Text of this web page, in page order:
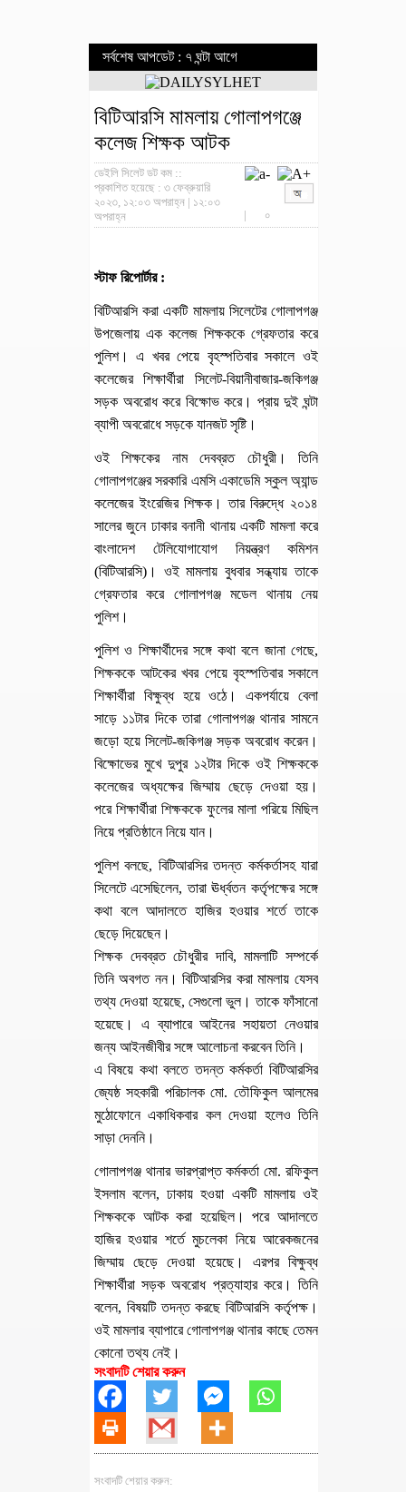
সর্বশেষ আপডেট : ৭ ঘন্টা আগে
বিটিআরসি মামলায় গোলাপগঞ্জে
কলেজ শিক্ষক আটক
ডেইলি সিলেট ডট কম ::
প্রকাশিত হয়েছে : ৩ ফেব্রুয়ারি
২০২৩, ১২:০৩ অপরাহ্ন | ১২:০৩
অপরাহ্ন
| ০
স্টাফ রিপোর্টার :
বিটিআরসি করা একটি মামলায় সিলেটের গোলাপগঞ্জ
উপজেলায় এক কলেজ শিক্ষককে গ্রেফতার করে
পুলিশ। এ খবর পেয়ে বৃহস্পতিবার সকালে ওই
কলেজের শিক্ষার্থীরা সিলেট-বিয়ানীবাজার-জকিগঞ্জ
সড়ক অবরোধ করে বিক্ষোভ করে। প্রায় দুই ঘন্টা
ব্যাপী অবরোধে সড়কে যানজট সৃষ্টি।
ওই শিক্ষকের নাম দেবব্রত চৌধুরী। তিনি
গোলাপগঞ্জের সরকারি এমসি একাডেমি স্কুল অ্যান্ড
কলেজের ইংরেজির শিক্ষক। তার বিরুদ্ধে ২০১৪
সালের জুনে ঢাকার বনানী থানায় একটি মামলা করে
বাংলাদেশ টেলিযোগাযোগ নিয়ন্ত্রণ কমিশন
(বিটিআরসি)। ওই মামলায় বুধবার সন্ধ্যায় তাকে
গ্রেফতার করে গোলাপগঞ্জ মডেল থানায় নেয়
পুলিশ।
পুলিশ ও শিক্ষার্থীদের সঙ্গে কথা বলে জানা গেছে,
শিক্ষককে আটকের খবর পেয়ে বৃহস্পতিবার সকালে
শিক্ষার্থীরা বিক্ষুব্ধ হয়ে ওঠে। একপর্যায়ে বেলা
সাড়ে ১১টার দিকে তারা গোলাপগঞ্জ থানার সামনে
জড়ো হয়ে সিলেট-জকিগঞ্জ সড়ক অবরোধ করেন।
বিক্ষোভের মুখে দুপুর ১২টার দিকে ওই শিক্ষককে
কলেজের অধ্যক্ষের জিম্মায় ছেড়ে দেওয়া হয়।
পরে শিক্ষার্থীরা শিক্ষককে ফুলের মালা পরিয়ে মিছিল
নিয়ে প্রতিষ্ঠানে নিয়ে যান।
পুলিশ বলছে, বিটিআরসির তদন্ত কর্মকর্তাসহ যারা
সিলেটে এসেছিলেন, তারা ঊর্ধ্বতন কর্তৃপক্ষের সঙ্গে
কথা বলে আদালতে হাজির হওয়ার শর্তে তাকে
ছেড়ে দিয়েছেন।
শিক্ষক দেবব্রত চৌধুরীর দাবি, মামলাটি সম্পর্কে
তিনি অবগত নন। বিটিআরসির করা মামলায় যেসব
তথ্য দেওয়া হয়েছে, সেগুলো ভুল। তাকে ফাঁসানো
হয়েছে। এ ব্যাপারে আইনের সহায়তা নেওয়ার
জন্য আইনজীবীর সঙ্গে আলোচনা করবেন তিনি।
এ বিষয়ে কথা বলতে তদন্ত কর্মকর্তা বিটিআরসির
জ্যেষ্ঠ সহকারী পরিচালক মো. তৌফিকুল আলমের
মুঠোফোনে একাধিকবার কল দেওয়া হলেও তিনি
সাড়া দেননি।
গোলাপগঞ্জ থানার ভারপ্রাপ্ত কর্মকর্তা মো. রফিকুল
ইসলাম বলেন, ঢাকায় হওয়া একটি মামলায় ওই
শিক্ষককে আটক করা হয়েছিল। পরে আদালতে
হাজির হওয়ার শর্তে মুচলেকা নিয়ে আরেকজনের
জিম্মায় ছেড়ে দেওয়া হয়েছে। এরপর বিক্ষুব্ধ
শিক্ষার্থীরা সড়ক অবরোধ প্রত্যাহার করে। তিনি
বলেন, বিষয়টি তদন্ত করছে বিটিআরসি কর্তৃপক্ষ।
ওই মামলার ব্যাপারে গোলাপগঞ্জ থানার কাছে তেমন
কোনো তথ্য নেই।
সংবাদটি শেয়ার করুন
সংবাদটি শেয়ার করুন: